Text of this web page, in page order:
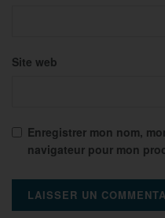
Site web
Enregistrer mon nom,
navigateur pour mon